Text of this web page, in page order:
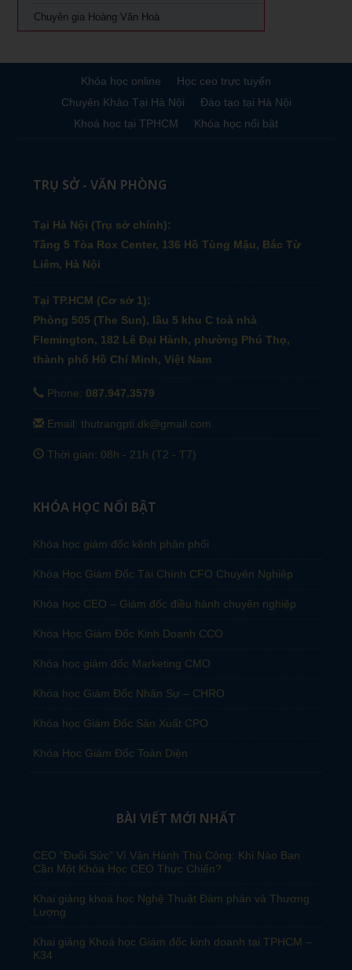
Chuyên gia Hoàng Văn Hoà
Khóa học online
Học ceo trực tuyến
Chuyên Khảo Tại Hà Nội
Đào tạo tại Hà Nội
Khoá học tại TPHCM
Khóa học nổi bật
TRỤ SỞ - VĂN PHÒNG
Tại Hà Nội (Trụ sở chính):
Tầng 5 Tòa Rox Center, 136 Hồ Tùng Mậu, Bắc Từ
Liêm, Hà Nội
Tại TP.HCM (Cơ sở 1):
Phòng 505 (The Sun), lầu 5 khu C toà nhà
Flemington, 182 Lê Đại Hành, phường Phú Thọ,
thành phố Hồ Chí Minh, Việt Nam
Phone: 087.947.3579
Email: thutrangpti.dk@gmail.com
Thời gian: 08h - 21h (T2 - T7)
KHÓA HỌC NỔI BẬT
Khóa học giám đốc kênh phân phối
Khóa Học Giám Đốc Tài Chính CFO Chuyên Nghiêp
Khóa học CEO – Giám đốc điều hành chuyên nghiệp
Khóa Học Giám Đốc Kinh Doanh CCO
Khóa học giám đốc Marketing CMO
Khóa học Giám Đốc Nhân Sự – CHRO
Khóa học Giám Đốc Sản Xuất CPO
Khóa Học Giám Đốc Toàn Diện
BÀI VIẾT MỚI NHẤT
CEO “Đuối Sức” Vì Vận Hành Thủ Công: Khi Nào Bạn
Cần Một Khóa Học CEO Thực Chiến?
Khai giảng khoá học Nghệ Thuật Đàm phán và Thương
Lượng
Khai giảng Khoá học Giám đốc kinh doanh tại TPHCM –
K34